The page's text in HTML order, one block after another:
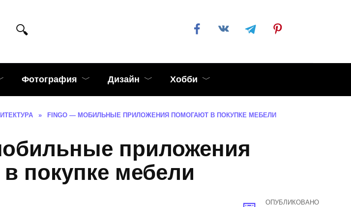
Фотография Дизайн Хобби
» FINGO — МОБИЛЬНЫЕ ПРИЛОЖЕНИЯ ПОМОГАЮТ В ПОКУПКЕ МЕБЕЛИ
приложения
покупке мебели
ОПУБЛИКОВАНО